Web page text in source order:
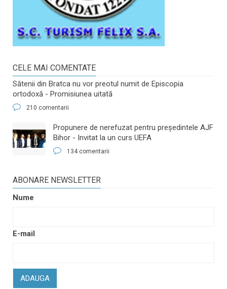
CELE MAI COMENTATE
Sătenii din Bratca nu vor preotul numit de Episcopia
ortodoxă - Promisiunea uitată
210 comentarii
​Propunere de nerefuzat pentru preşedintele AJF
Bihor - Invitat la un curs UEFA
134 comentarii
ABONARE NEWSLETTER
Nume
E-mail
ADAUGA